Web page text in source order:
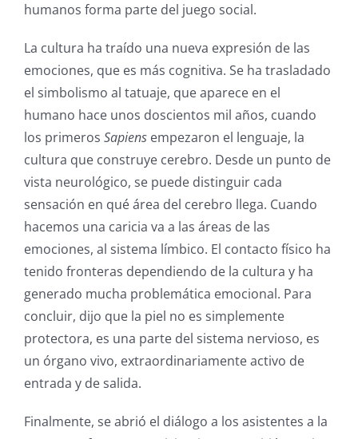
humanos forma parte del juego social.
La cultura ha traído una nueva expresión de las
emociones, que es más cognitiva. Se ha trasladado
el simbolismo al tatuaje, que aparece en el
humano hace unos doscientos mil años, cuando
los primeros Sapiensempezaron el lenguaje, la
cultura que construye cerebro. Desde un punto de
vista neurológico, se puede distinguir cada
sensación en qué área del cerebro llega. Cuando
hacemos una caricia va a las áreas de las
emociones, al sistema límbico. El contacto físico ha
tenido fronteras dependiendo de la cultura y ha
generado mucha problemática emocional. Para
concluir, dijo que la piel no es simplemente
protectora, es una parte del sistema nervioso, es
un órgano vivo, extraordinariamente activo de
entrada y de salida.
Finalmente, se abrió el diálogo a los asistentes a la